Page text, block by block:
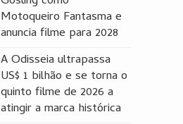
Motoqueiro Fantasma e
anuncia filme para 2028
A Odisseia ultrapassa
US$ 1 bilhão e se torna o
quinto filme de 2026 a
atingir a marca histórica